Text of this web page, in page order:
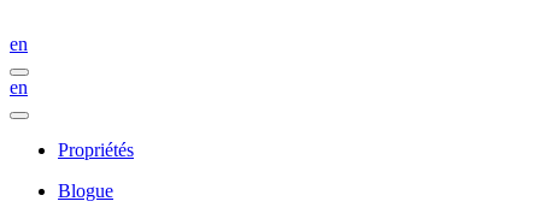
en
en
Propriétés
Blogue